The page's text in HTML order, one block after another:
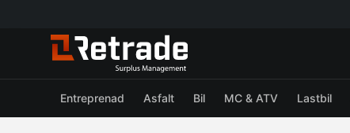
Entreprenad Asfalt Bil MC & ATV Lastbil